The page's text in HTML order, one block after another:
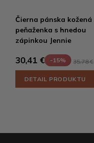
Čierna pánska kožená
peňaženka s hnedou
zápinkou Jennie
30,41 € -15% 35,78 €
DETAIL PRODUKTU